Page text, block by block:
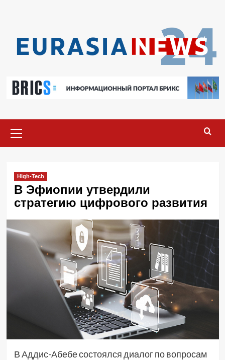
меню
High-Tech
В Эфиопии утвердили
стратегию цифрового развития
В Аддис-Абебе состоялся диалог по вопросам